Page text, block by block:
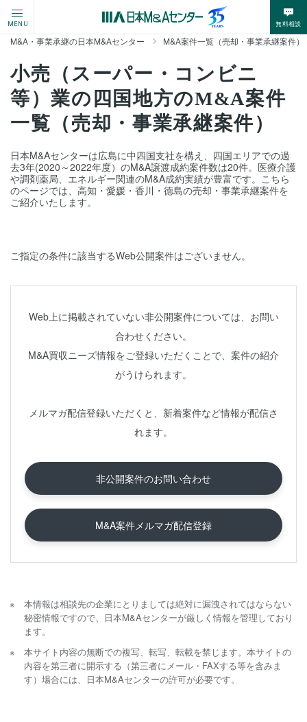
MENU 無料相談
M&A・事業承継の日本M&Aセンター M&A案件一覧（売却・事業承継案件）
小売（スーパー・コンビニ
等）業の四国地方のM&A案件
一覧（売却・事業承継案件）
日本M&Aセンターは広島に中四国支社を構え、四国エリアでの過
去3年(2020～2022年度）のM&A譲渡成約案件数は20件。医療介護
や調剤薬局、エネルギー関連のM&A成約実績が豊富です。こちら
のページでは、高知・愛媛・香川・徳島の売却・事業承継案件を
ご紹介いたします。
ご指定の条件に該当するWeb公開案件はございません。
Web上に掲載されていない非公開案件については、お問い
合わせください。
M&A買収ニーズ情報をご登録いただくことで、案件の紹介
がうけられます。
メルマガ配信登録いただくと、新着案件など情報が配信さ
れます。
非公開案件のお問い合わせ
M&A案件メルマガ配信登録
本情報は相談先の企業にとりましては絶対に漏洩されてはならない
秘密情報ですので、日本M&Aセンターが厳しく情報を管理しており
ます。
本サイト内容の無断での複写、転写、転載を禁じます。本サイトの
内容を第三者に開示する（第三者にメール・FAXする等を含みま
す）場合には、日本M&Aセンターの許可が必要です。